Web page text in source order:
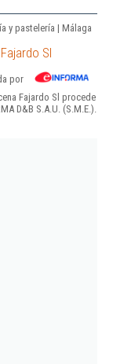
y pastelería | Málaga
Sl
por
Fajardo Sl procede
D&B S.A.U. (S.M.E.).